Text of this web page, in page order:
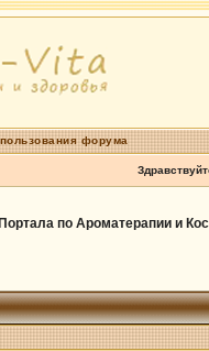
форума
по Ароматерапии и